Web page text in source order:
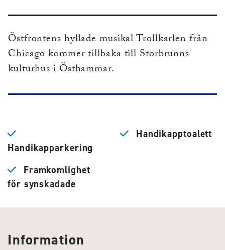
Östfrontens hyllade musikal Trollkarlen från
Chicago kommer tillbaka till Storbrunns
kulturhus i Östhammar.
Handikapparkering
Handikapptoalett
Framkomlighet
för synskadade
Information